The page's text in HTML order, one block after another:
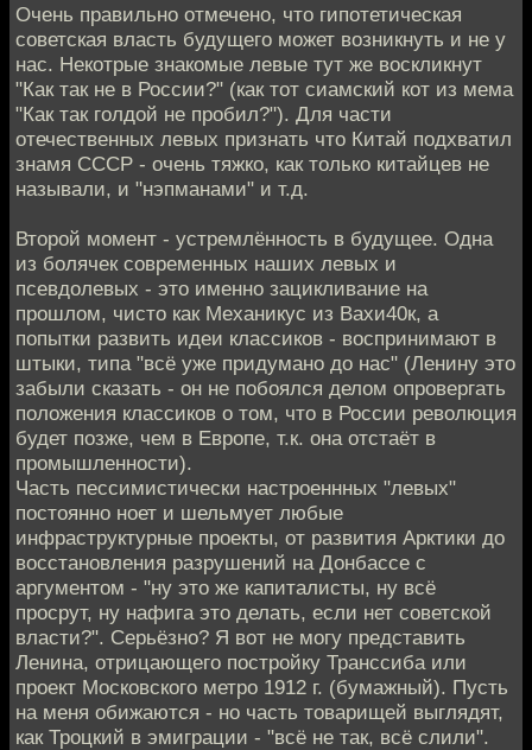
Очень правильно отмечено, что гипотетическая
советская власть будущего может возникнуть и не у
нас. Некотрые знакомые левые тут же воскликнут
"Как так не в России?" (как тот сиамский кот из мема
"Как так голдой не пробил?"). Для части
отечественных левых признать что Китай подхватил
знамя СССР - очень тяжко, как только китайцев не
называли, и "нэпманами" и т.д.
Второй момент - устремлённость в будущее. Одна
из болячек современных наших левых и
псевдолевых - это именно зацикливание на
прошлом, чисто как Механикус из Вахи40к, а
попытки развить идеи классиков - воспринимают в
штыки, типа "всё уже придумано до нас" (Ленину это
забыли сказать - он не побоялся делом опровергать
положения классиков о том, что в России революция
будет позже, чем в Европе, т.к. она отстаёт в
промышленности).
Часть пессимистически настроеннных "левых"
постоянно ноет и шельмует любые
инфраструктурные проекты, от развития Арктики до
восстановления разрушений на Донбассе с
аргументом - "ну это же капиталисты, ну всё
просрут, ну нафига это делать, если нет советской
власти?". Серьёзно? Я вот не могу представить
Ленина, отрицающего постройку Транссиба или
проект Московского метро 1912 г. (бумажный). Пусть
на меня обижаются - но часть товарищей выглядят,
как Троцкий в эмиграции - "всё не так, всё слили".